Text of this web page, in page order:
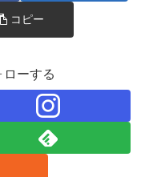
コピー
ーする